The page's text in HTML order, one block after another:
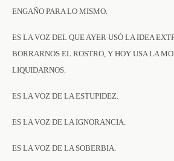
ENGAÑO PARA LO MISMO.
ES LA VOZ DEL QUE AYER USÓ LA IDEA
BORRARNOS EL ROSTRO, Y HOY USA LA
LIQUIDARNOS.
ES LA VOZ DE LA ESTUPIDEZ.
ES LA VOZ DE LA IGNORANCIA.
ES LA VOZ DE LA SOBERBIA.